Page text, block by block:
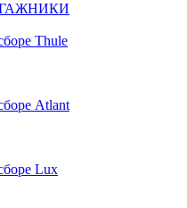
Thule
Atlant
Lux